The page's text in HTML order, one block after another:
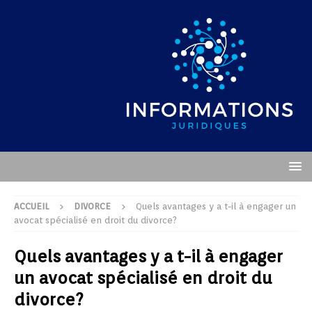
ACCUEIL DIVORCE
Quels avantages y a t-il à engager un
avocat spécialisé en droit du divorce?
Quels avantages y a t-il à engager
un avocat spécialisé en droit du
divorce?